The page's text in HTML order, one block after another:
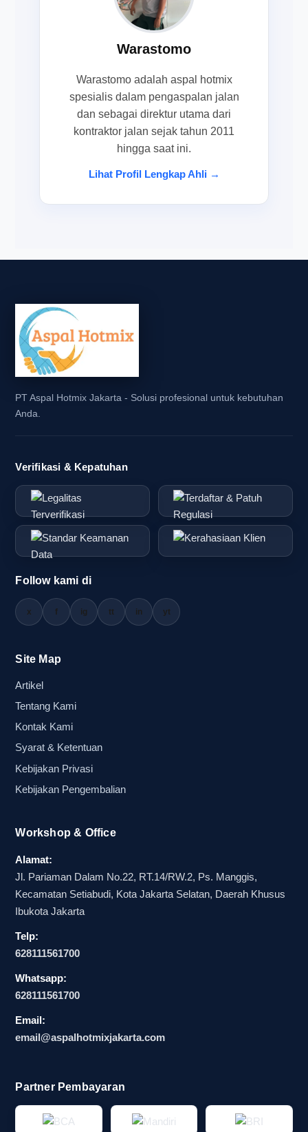
Warastomo
Warastomo adalah aspal hotmix
spesialis dalam pengaspalan jalan
dan sebagai direktur utama dari
kontraktor jalan sejak tahun 2011
hingga saat ini.
Lihat Profil Lengkap Ahli →
PT Aspal Hotmix Jakarta - Solusi profesional untuk kebutuhan
Anda.
Verifikasi & Kepatuhan
Follow kami di
x f ig tt in yt
Site Map
Artikel
Tentang Kami
Kontak Kami
Syarat & Ketentuan
Kebijakan Privasi
Kebijakan Pengembalian
Workshop & Office
Alamat:
Jl. Pariaman Dalam No.22, RT.14/RW.2, Ps. Manggis,
Kecamatan Setiabudi, Kota Jakarta Selatan, Daerah Khusus
Ibukota Jakarta
Telp:
628111561700
Whatsapp:
628111561700
Email:
email@aspalhotmixjakarta.com
Partner Pembayaran